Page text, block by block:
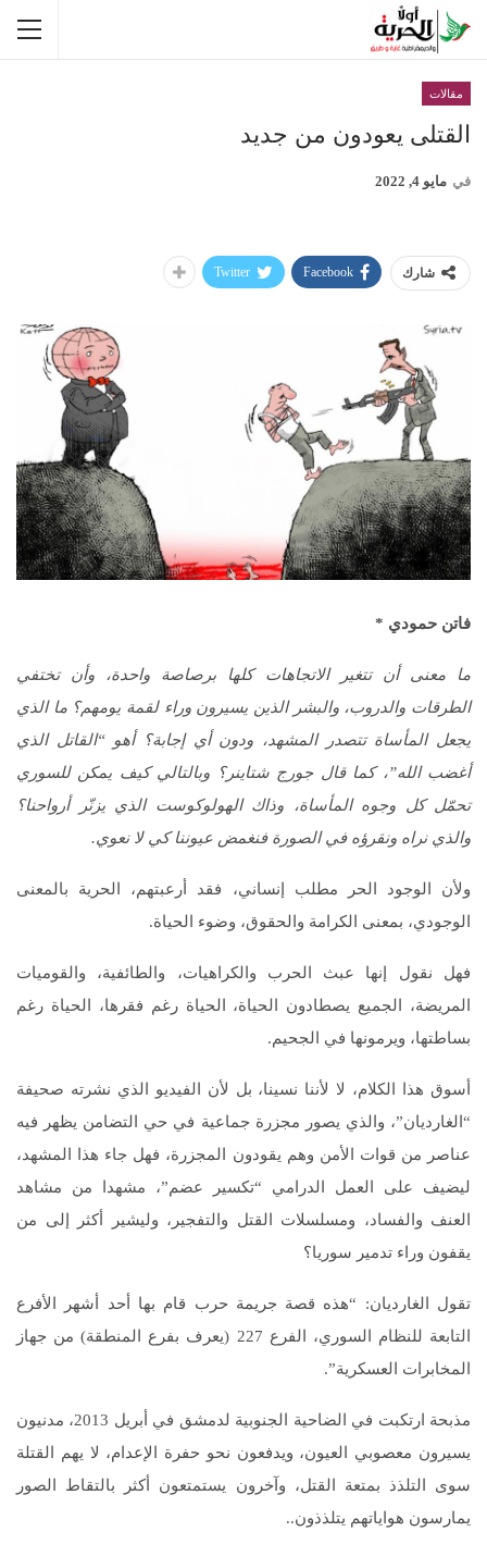
مقالات
القتلى يعودون من جديد
في مايو 4, 2022
شارك Facebook
Twitter
فاتن حمودي *
ما معنى أن تتغير الاتجاهات كلها برصاصة واحدة، وأن تختفي
الطرقات والدروب، والبشر الذين يسيرون وراء لقمة يومهم؟ ما الذي
يجعل المأساة تتصدر المشهد، ودون أي إجابة؟ أهو “القاتل الذي
أغضب الله”، كما قال جورج شتاينر؟ وبالتالي كيف يمكن للسوري
تحمّل كل وجوه المأساة، وذاك الهولوكوست الذي يزنّر أرواحنا؟
والذي نراه ونقرؤه في الصورة فنغمض عيوننا كي لا نعوي.
ولأن الوجود الحر مطلب إنساني، فقد أرعبتهم، الحرية بالمعنى
الوجودي، بمعنى الكرامة والحقوق، وضوء الحياة.
فهل نقول إنها عبث الحرب والكراهيات، والطائفية، والقوميات
المريضة، الجميع يصطادون الحياة، الحياة رغم فقرها، الحياة رغم
بساطتها، ويرمونها في الجحيم.
أسوق هذا الكلام، لا لأننا نسينا، بل لأن الفيديو الذي نشرته صحيفة
“الغارديان”، والذي يصور مجزرة جماعية في حي التضامن يظهر فيه
عناصر من قوات الأمن وهم يقودون المجزرة، فهل جاء هذا المشهد،
ليضيف على العمل الدرامي “تكسير عضم”، مشهدا من مشاهد
العنف والفساد، ومسلسلات القتل والتفجير، وليشير أكثر إلى من
يقفون وراء تدمير سوريا؟
تقول الغارديان: “هذه قصة جريمة حرب قام بها أحد أشهر الأفرع
التابعة للنظام السوري، الفرع 227 (يعرف بفرع المنطقة) من جهاز
المخابرات العسكرية”.
مذبحة ارتكبت في الضاحية الجنوبية لدمشق في أبريل 2013، مدنيون
يسيرون معصوبي العيون، ويدفعون نحو حفرة الإعدام، لا يهم القتلة
سوى التلذذ بمتعة القتل، وآخرون يستمتعون أكثر بالتقاط الصور
يمارسون هواياتهم يتلذذون..